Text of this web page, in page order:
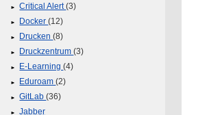
Critical Alert(3)
Docker(12)
Drucken(8)
Druckzentrum(3)
E-Learning(4)
Eduroam(2)
GitLab(36)
Jabber